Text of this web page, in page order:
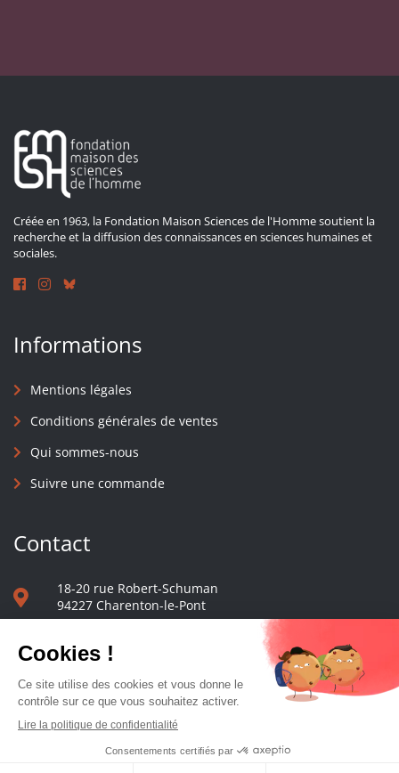
Créée en 1963, la Fondation Maison Sciences de l'Homme soutient la
recherche et la diffusion des connaissances en sciences humaines et
sociales.
Informations
Mentions légales
Conditions générales de ventes
Qui sommes-nous
Suivre une commande
Contact
18-20 rue Robert-Schuman
94227 Charenton-le-Pont